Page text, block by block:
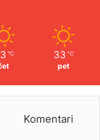
℃ 33 ℃
pet
Komentari